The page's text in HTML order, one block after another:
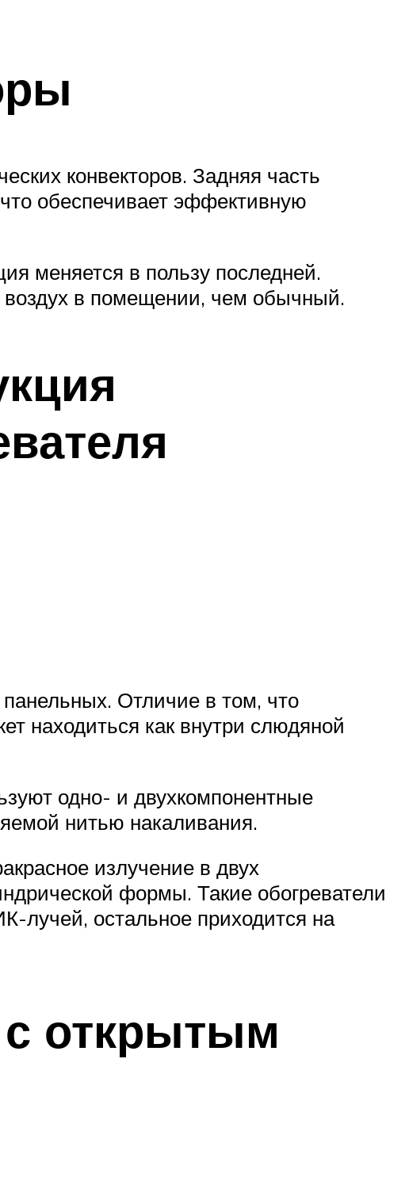
конвекторов. Задняя часть
обеспечивает эффективную
меняется в пользу последней.
воздух в помещении, чем обычный.
Отличие в том, что
находиться как внутри слюдяной
одно- и двухкомпонентные
нитью накаливания.
излучение в двух
формы. Такие обогреватели
лучей, остальное приходится на
открытым